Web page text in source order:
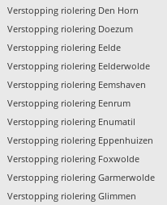
Verstopping riolering Den Horn
Verstopping riolering Doezum
Verstopping riolering Eelde
Verstopping riolering Eelderwolde
Verstopping riolering Eemshaven
Verstopping riolering Eenrum
Verstopping riolering Enumatil
Verstopping riolering Eppenhuizen
Verstopping riolering Foxwolde
Verstopping riolering Garmerwolde
Verstopping riolering Glimmen